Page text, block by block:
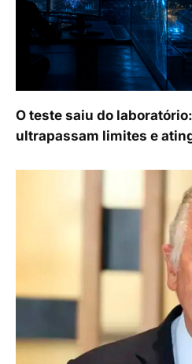
O teste saiu do
ultrapassam limites e